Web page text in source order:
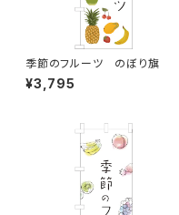
季節のフルーツ のぼり旗
¥3,795